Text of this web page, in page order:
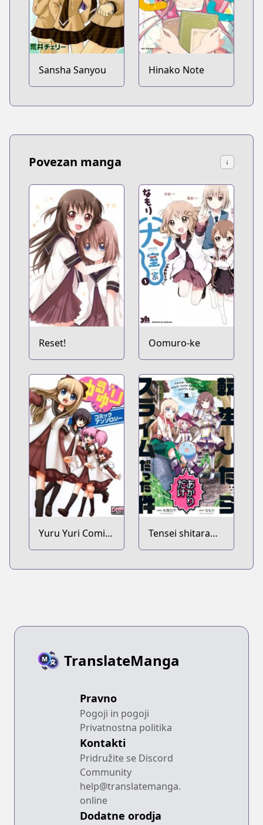
Sansha Sanyou Hinako Note
Povezan manga ↓
Reset! Oomuro-ke
Yuru Yuri Comic
Anthology
Tensei shitara
Akari dake Slime
TranslateManga
Pravno
Pogoji in pogoji
Privatnostna politika
Kontakti
Pridružite se Discord
Community
help@translatemanga.
online
Dodatne orodja